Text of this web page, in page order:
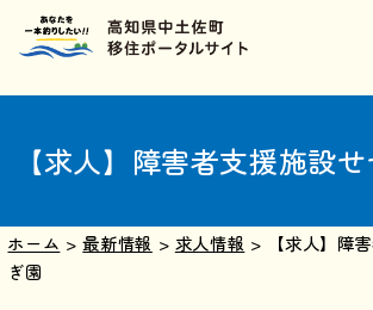
【求人】障害者支援施設
ホーム >最新情報 > 求人情報 >
【求人】障
ぎ園